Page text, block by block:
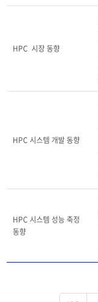
HPC  시장 동향
HPC 시스템 개발 동향
HPC 시스템 성능 축정
동향